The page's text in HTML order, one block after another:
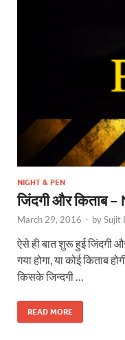
NIGHT & PEN
जिंदगी और किताब
March 29, 2016 - bySujit
ऐसे ही बात शुरू हुई जिंदगी
गया होगा, या कोई किताब
किसके जिन्दगी …
READ MORE